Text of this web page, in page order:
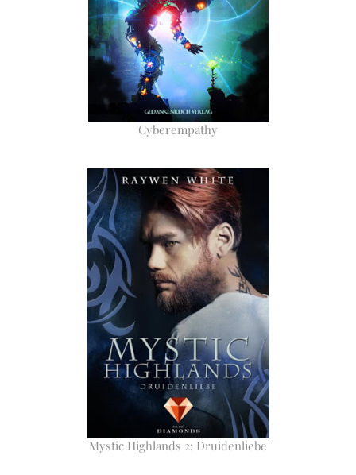
Cyberempathy
Mystic Highlands 2: Druidenliebe